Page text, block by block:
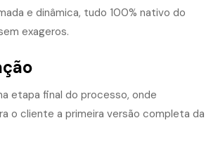
e dinâmica, tudo 100% nativo do
exageros.
etapa final do processo, onde
o cliente a primeira versão completa da